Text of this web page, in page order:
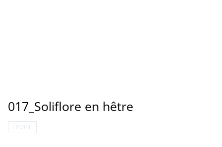
017_Soliflore en hêtre
ÉPUISÉ